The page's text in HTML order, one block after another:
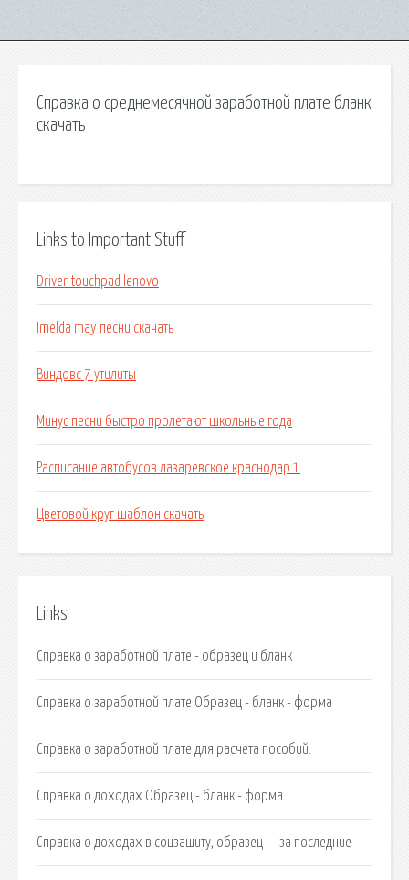
Справка о среднемесячной заработной плате бланк
скачать
Links to Important Stuff
Driver touchpad lenovo
Imelda may песни скачать
Виндовс 7 утилиты
Минус песни быстро пролетают школьные года
Расписание автобусов лазаревское краснодар 1
Цветовой круг шаблон скачать
Links
Справка о заработной плате - образец и бланк
Справка о заработной плате Образец - бланк - форма
Справка о заработной плате для расчета пособий.
Справка о доходах Образец - бланк - форма
Справка о доходах в соцзащиту, образец — за последние